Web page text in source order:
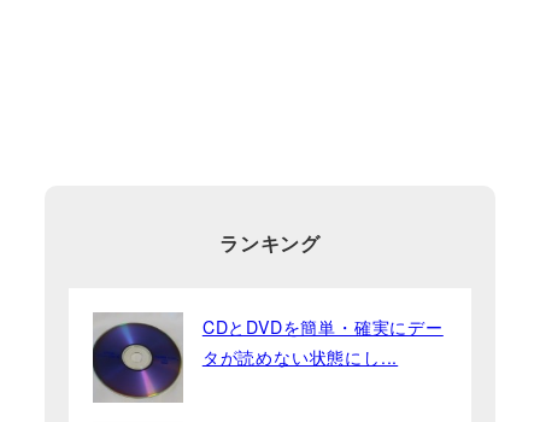
ランキング
CDとDVDを簡単・確実にデー
タが読めない状態にし...